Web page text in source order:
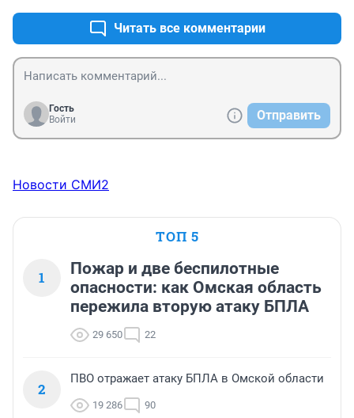
Читать все комментарии
Гость
Войти
Отправить
Новости СМИ2
ТОП 5
1
Пожар и две беспилотные
опасности: как Омская область
пережила вторую атаку БПЛА
29 650 22
2
ПВО отражает атаку БПЛА в Омской области
19 286 90